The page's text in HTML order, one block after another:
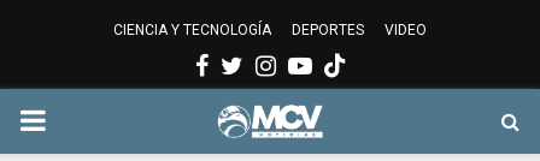
CIENCIA Y TECNOLOGÍA DEPORTES VIDEO
Facebook
Twitter
Instagram
Youtube
PRIMARY